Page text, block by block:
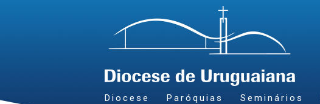
Diocese Paróquias Seminários